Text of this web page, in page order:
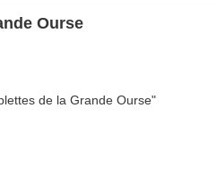
Ourse